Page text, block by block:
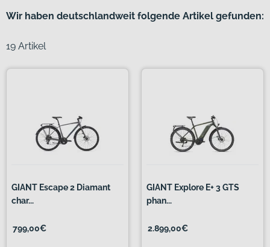
Wir haben deutschlandweit folgende Artikel gefunden:
19 Artikel
GIANT Escape 2 Diamant
char...
799,00€
GIANT Explore E+ 3 GTS
phan...
2.899,00€